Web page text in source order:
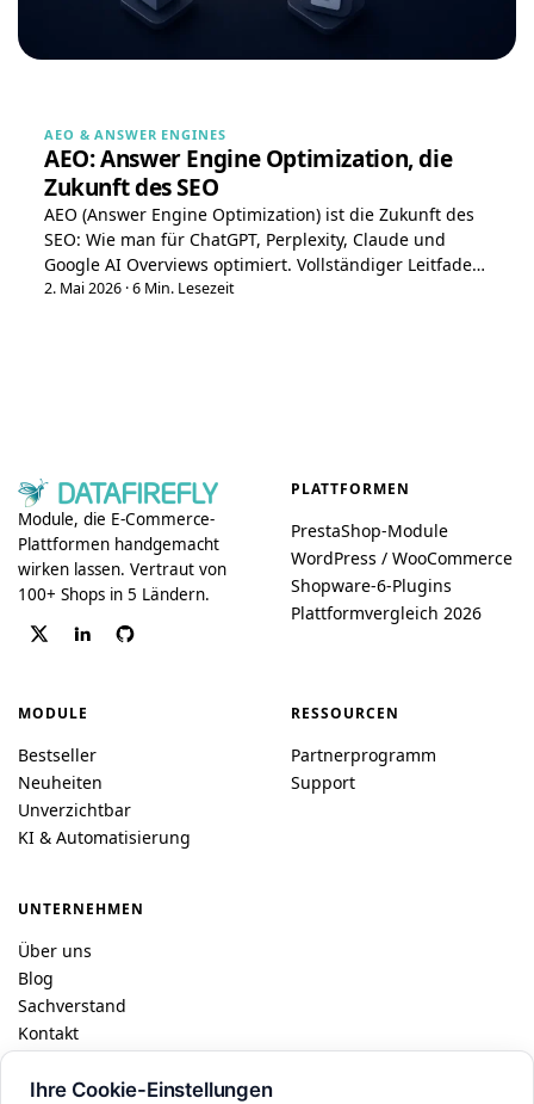
AEO & ANSWER ENGINES
AEO: Answer Engine Optimization, die
Zukunft des SEO
AEO (Answer Engine Optimization) ist die Zukunft des
SEO: Wie man für ChatGPT, Perplexity, Claude und
Google AI Overviews optimiert. Vollständiger Leitfaden
2026 mit konkreten Maßnahmen.
2. Mai 2026 ·6 Min. Lesezeit
Module, die E-Commerce-
Plattformen handgemacht
wirken lassen. Vertraut von
100+ Shops in 5 Ländern.
PLATTFORMEN
PrestaShop-Module
WordPress / WooCommerce
Shopware-6-Plugins
Plattformvergleich 2026
MODULE
Bestseller
Neuheiten
Unverzichtbar
KI & Automatisierung
RESSOURCEN
Partnerprogramm
Support
UNTERNEHMEN
Über uns
Blog
Sachverstand
Kontakt
Ihre Cookie-Einstellungen